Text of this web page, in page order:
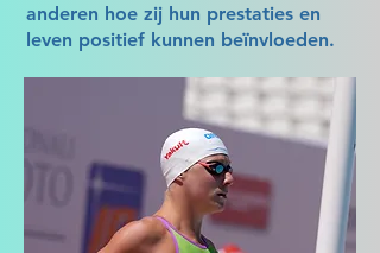
anderen hoe zij hun prestaties en
leven positief kunnen beïnvloeden.